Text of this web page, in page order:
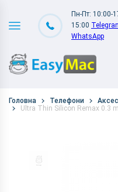
Пн-Пт: 10:00-
15:00
WhatsApp
Головна Телефони
Ultra Thin Silicon Remax 0.3